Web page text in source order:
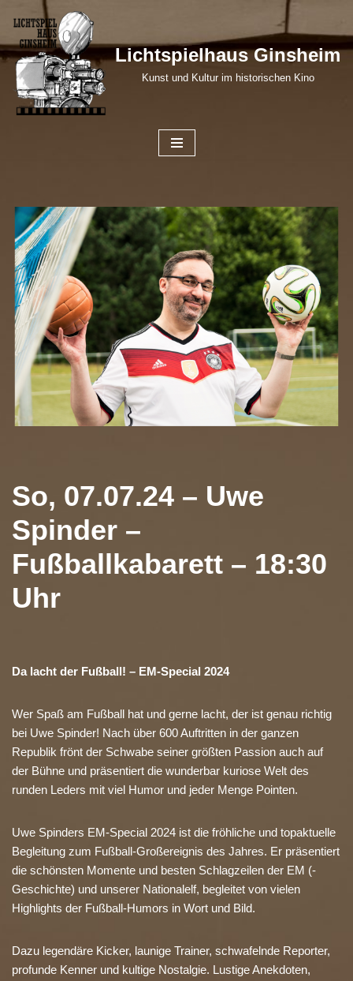
Zum
Inhalt
springen
Lichtspielhaus Ginsheim
Kunst und Kultur im historischen Kino
So, 07.07.24 – Uwe
Spinder –
Fußballkabarett – 18:30
Uhr
Da lacht der Fußball! – EM-Special 2024
Wer Spaß am Fußball hat und gerne lacht, der ist genau richtig
bei Uwe Spinder! Nach über 600 Auftritten in der ganzen
Republik frönt der Schwabe seiner größten Passion auch auf
der Bühne und präsentiert die wunderbar kuriose Welt des
runden Leders mit viel Humor und jeder Menge Pointen.
Uwe Spinders EM-Special 2024 ist die fröhliche und topaktuelle
Begleitung zum Fußball-Großereignis des Jahres. Er präsentiert
die schönsten Momente und besten Schlagzeilen der EM (-
Geschichte) und unserer Nationalelf, begleitet von vielen
Highlights der Fußball-Humors in Wort und Bild.
Dazu legendäre Kicker, launige Trainer, schwafelnde Reporter,
profunde Kenner und kultige Nostalgie. Lustige Anekdoten,